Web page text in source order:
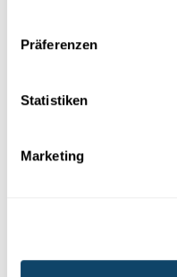
Präferenzen
Statistiken
Marketing
Cookies im
sehen, ändern Sie